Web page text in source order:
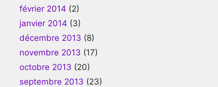
février 2014 (2)
janvier 2014 (3)
décembre 2013 (8)
novembre 2013 (17)
octobre 2013 (20)
septembre 2013 (23)